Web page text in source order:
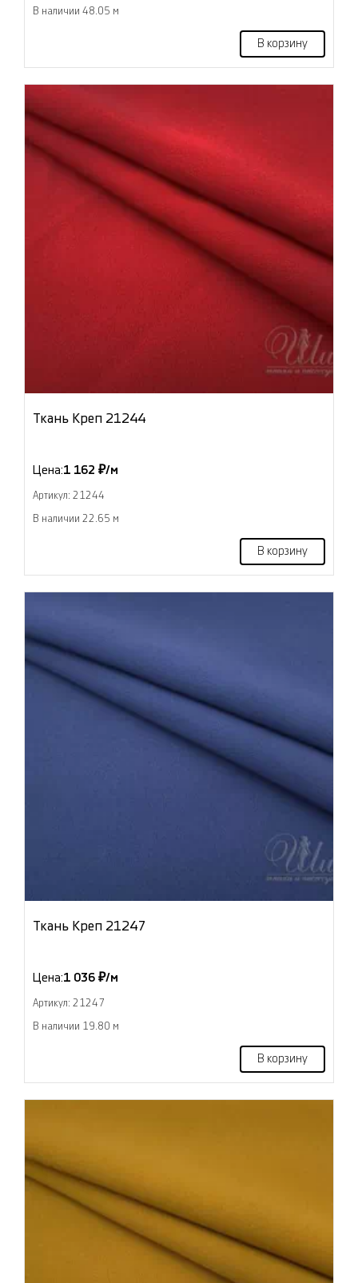
В наличии 48.05 м
В корзину
Ткань Креп 21244
Цена:1 162 ₽/м
Артикул: 21244
В наличии 22.65 м
В корзину
Ткань Креп 21247
Цена:1 036 ₽/м
Артикул: 21247
В наличии 19.80 м
В корзину